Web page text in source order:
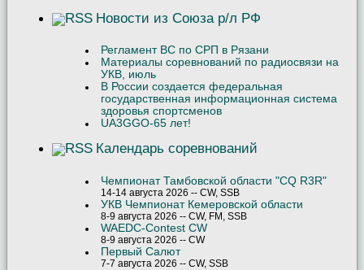
Новости из Союза р/л РФ
Регламент ВС по СРП в Рязани
Материалы соревнований по радиосвязи на
УКВ, июль
В России создается федеральная
государственная информационная система
здоровья спортсменов
UA3GGO-65 лет!
Календарь соревнований
Чемпионат Тамбовской области "CQ R3R"
14-14 августа 2026 -- CW, SSB
УКВ Чемпионат Кемеровской области
8-9 августа 2026 -- CW, FM, SSB
WAEDC-Contest CW
8-9 августа 2026 -- CW
Первый Салют
7-7 августа 2026 -- CW, SSB